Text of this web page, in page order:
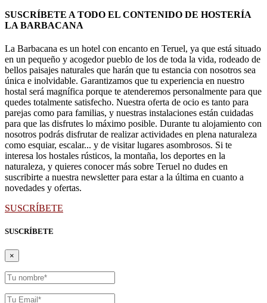
SUSCRÍBETE A TODO EL CONTENIDO DE HOSTERÍA
LA BARBACANA
La Barbacana es un hotel con encanto en Teruel, ya que está situado
en un pequeño y acogedor pueblo de los de toda la vida, rodeado de
bellos paisajes naturales que harán que tu estancia con nosotros sea
única e inolvidable. Garantizamos que tu experiencia en nuestro
hostal será magnífica porque te atenderemos personalmente para que
quedes totalmente satisfecho. Nuestra oferta de ocio es tanto para
parejas como para familias, y nuestras instalaciones están cuidadas
para que las disfrutes lo máximo posible. Durante tu alojamiento con
nosotros podrás disfrutar de realizar actividades en plena naturaleza
como esquiar, escalar... y de visitar lugares asombrosos. Si te
interesa los hostales rústicos, la montaña, los deportes en la
naturaleza, y quieres conocer más sobre Teruel no dudes en
suscribirte a nuestra newsletter para estar a la última en cuanto a
novedades y ofertas.
SUSCRÍBETE
SUSCRÍBETE
×